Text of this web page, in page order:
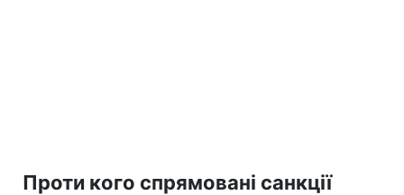
Проти кого спрямовані санкції